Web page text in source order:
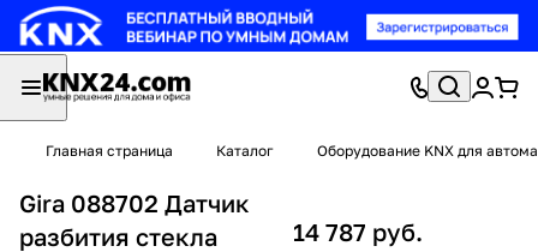
Главная страница Каталог Оборудование KNX для
Gira 088702 Датчик
разбития стекла
14 787 руб.